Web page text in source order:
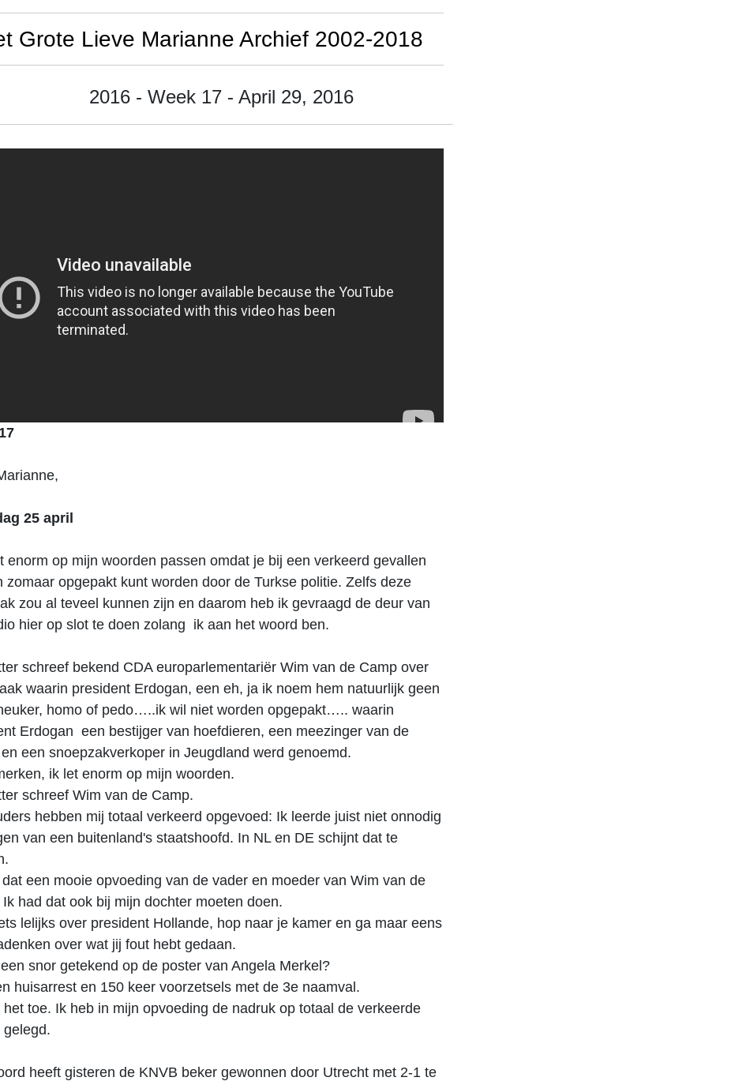
Grote Lieve Marianne Archief 2002-2018
2016 - Week 17 - April 29, 2016
25 april
enorm op mijn woorden passen omdat je bij een verkeerd gevallen
zomaar opgepakt kunt worden door de Turkse politie. Zelfs deze
zou al teveel kunnen zijn en daarom heb ik gevraagd de deur van
hier op slot te doen zolang ik aan het woord ben.
schreef bekend CDA europarlementariër Wim van de Camp over
waarin president Erdogan, een eh, ja ik noem hem natuurlijk geen
homo of pedo…..ik wil niet worden opgepakt….. waarin
Erdogan een bestijger van hoefdieren, een meezinger van de
een snoepzakverkoper in Jeugdland werd genoemd.
ik let enorm op mijn woorden.
schreef Wim van de Camp.
hebben mij totaal verkeerd opgevoed: Ik leerde juist niet onnodig
van een buitenland's staatshoofd. In NL en DE schijnt dat te
een mooie opvoeding van de vader en moeder van Wim van de
Ik had dat ook bij mijn dochter moeten doen.
lelijks over president Hollande, hop naar je kamer en ga maar eens
over wat jij fout hebt gedaan.
snor getekend op de poster van Angela Merkel?
huisarrest en 150 keer voorzetsels met de 3e naamval.
het toe. Ik heb in mijn opvoeding de nadruk op totaal de verkeerde
gelegd.
heeft gisteren de KNVB beker gewonnen door Utrecht met 2-1 te